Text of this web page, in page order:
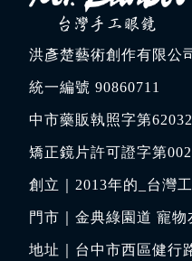
洪彥楚藝術創作有限公
統一編號 90860711
中市藥販執照字第
矯正鏡片許可證字第
創立｜2013年的_台灣
門市｜金典綠園道 寵物
地址｜ 台中市西區健行